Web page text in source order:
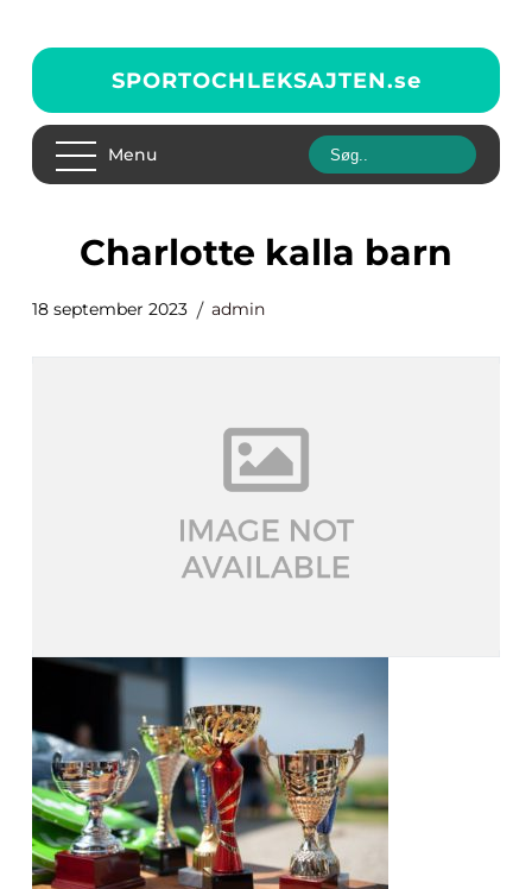
SPORTOCHLEKSAJTEN.se
Menu
charlotte kalla barn
18 september 2023 admin